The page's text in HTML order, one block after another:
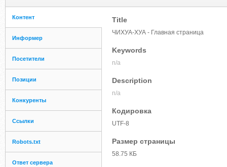
Контент
Информер
Посетители
Позиции
Конкуренты
Ссылки
Robots.txt
Ответ сервера
Title
ЧИХУА-ХУА - Главная страница
Keywords
n/a
Description
n/a
Кодировка
UTF-8
Размер страницы
58.75 КБ